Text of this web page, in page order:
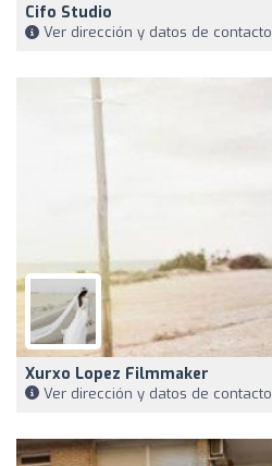
Cifo Studio
Ver dirección y datos de contacto
Xurxo Lopez Filmmaker
Ver dirección y datos de contacto